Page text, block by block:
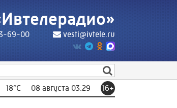
69-00 vesti@ivtele.ru
18°C 08 августа 03:29 16+